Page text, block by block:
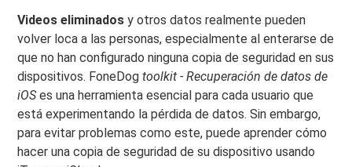
Videos eliminados y otros datos realmente pueden
volver loca a las personas, especialmente al enterarse de
que no han configurado ninguna copia de seguridad en sus
dispositivos. FoneDog toolkit - Recuperación de datos de
iOSes una herramienta esencial para cada usuario que
está experimentando la pérdida de datos. Sin embargo,
para evitar problemas como este, puede aprender cómo
hacer una copia de seguridad de su dispositivo usando